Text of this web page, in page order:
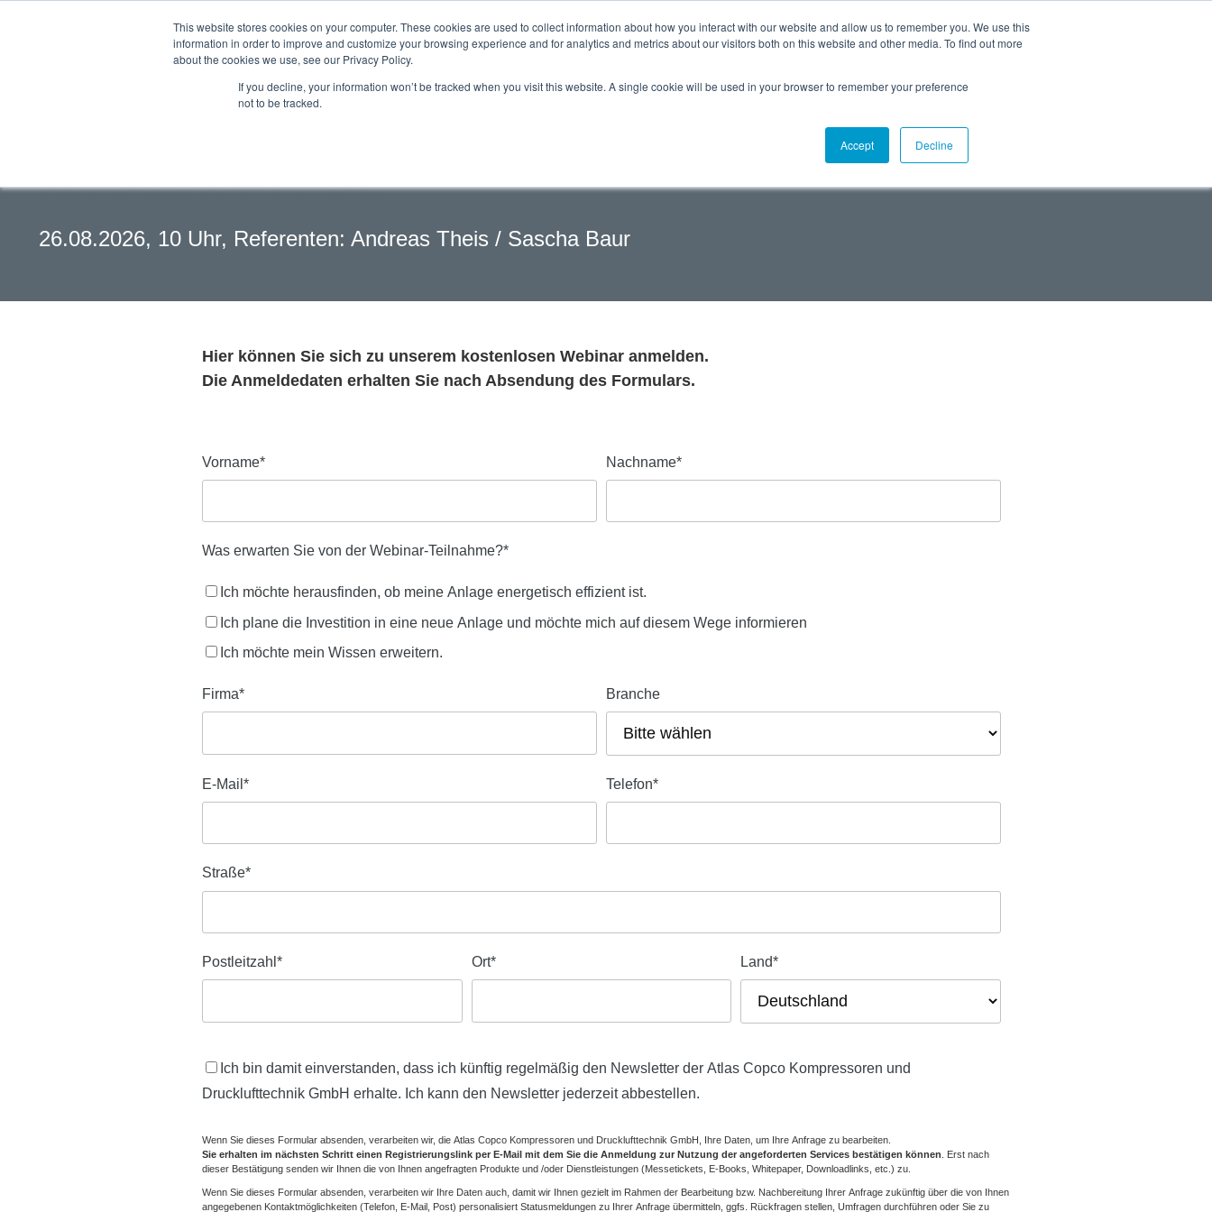
This website stores cookies on your computer. These cookies are used to collect information about how you interact with our website and allow us to remember you. We use this
information in order to improve and customize your browsing experience and for analytics and metrics about our visitors both on this website and other media. To find out more
about the cookies we use, see our Privacy Policy.
If you decline, your information won’t be tracked when you visit this website. A single cookie will be used in your browser to remember your preference
not to be tracked.
Accept Decline
Die smarte Druckluftversorgung - Prescriptive Maintenance in
der Instandhaltung
26.08.2026, 10 Uhr, Referenten: Andreas Theis / Sascha Baur
Hier können Sie sich zu unserem kostenlosen Webinar anmelden.
Die Anmeldedaten erhalten Sie nach Absendung des Formulars.
Vorname* Nachname*
Was erwarten Sie von der Webinar-Teilnahme?*
Ich möchte herausfinden, ob meine Anlage energetisch effizient ist.
Ich plane die Investition in eine neue Anlage und möchte mich auf diesem Wege informieren
Ich möchte mein Wissen erweitern.
Firma* Branche
E-Mail * Telefon*
Straße*
Postleitzahl * Ort* Land*
Ich bin damit einverstanden, dass ich künftig regelmäßig den Newsletter der Atlas Copco Kompressoren und
Drucklufttechnik GmbH erhalte. Ich kann den Newsletter jederzeit abbestellen.
Wenn Sie dieses Formular absenden, verarbeiten wir, die Atlas Copco Kompressoren und Drucklufttechnik GmbH, Ihre Daten, um Ihre Anfrage zu bearbeiten.
Sie erhalten im nächsten Schritt einen Registrierungslink per E-Mail mit dem Sie die Anmeldung zur Nutzung der angeforderten Services bestätigen können . Erst nach
dieser Bestätigung senden wir Ihnen die von Ihnen angefragten Produkte und /oder Dienstleistungen (Messetickets, E-Books, Whitepaper, Downloadlinks, etc.) zu.
Wenn Sie dieses Formular absenden, verarbeiten wir Ihre Daten auch, damit wir Ihnen gezielt im Rahmen der Bearbeitung bzw. Nachbereitung Ihrer Anfrage zukünftig über die von Ihnen
angegebenen Kontaktmöglichkeiten (Telefon, E-Mail, Post) personalisiert Statusmeldungen zu Ihrer Anfrage übermitteln, ggfs. Rückfragen stellen, Umfragen durchführen oder Sie zu